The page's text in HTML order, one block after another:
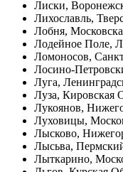
Лиски,
Лихославль,
Лобня,
Лодейное Поле,
Ломоносов,
Лосино-
Луга,
Луза, Кировская
Лукоянов,
Луховицы,
Лысково,
Лысьва,
Лыткарино,